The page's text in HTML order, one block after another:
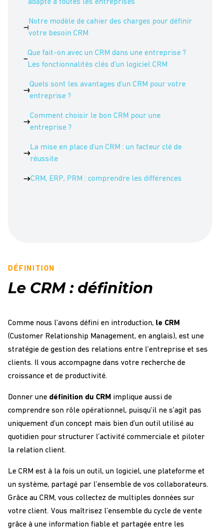
adapté à toutes les entreprises
Notre modèle de cahier des charges pour définir
votre besoin CRM
Que fait-on avec un CRM dans une entreprise ?
Les fonctionnalités clés d’un logiciel CRM
Quels sont les avantages d’un CRM pour votre
entreprise ?
Comment choisir le bon CRM pour une
entreprise ?
La mise en place d’un CRM : un facteur clé de
réussite
CRM, ERP, PRM : comprendre les différences
DÉFINITION
Le CRM : définition
Comme nous l’avons défini en introduction, le CRM
(Customer Relationship Management, en anglais), est une
stratégie de gestion des relations entre l’entreprise et ses
clients. Il vous accompagne dans votre recherche de
croissance et de productivité.
Donner une définition du CRM implique aussi de
comprendre son rôle opérationnel, puisqu’il ne s’agit pas
uniquement d’un concept mais bien d’un outil utilisé au
quotidien pour structurer l’activité commerciale et piloter
la relation client.
Le CRM est à la fois un outil, un logiciel, une plateforme et
un système, partagé par l’ensemble de vos collaborateurs.
Grâce au CRM, vous collectez de multiples données sur
votre client. Vous maîtrisez l’ensemble du cycle de vente
grâce à une information fiable et partagée entre les